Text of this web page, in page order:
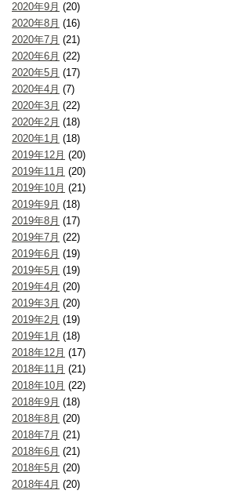
2020年9月 (20)
2020年8月 (16)
2020年7月 (21)
2020年6月 (22)
2020年5月 (17)
2020年4月 (7)
2020年3月 (22)
2020年2月 (18)
2020年1月 (18)
2019年12月 (20)
2019年11月 (20)
2019年10月 (21)
2019年9月 (18)
2019年8月 (17)
2019年7月 (22)
2019年6月 (19)
2019年5月 (19)
2019年4月 (20)
2019年3月 (20)
2019年2月 (19)
2019年1月 (18)
2018年12月 (17)
2018年11月 (21)
2018年10月 (22)
2018年9月 (18)
2018年8月 (20)
2018年7月 (21)
2018年6月 (21)
2018年5月 (20)
2018年4月 (20)